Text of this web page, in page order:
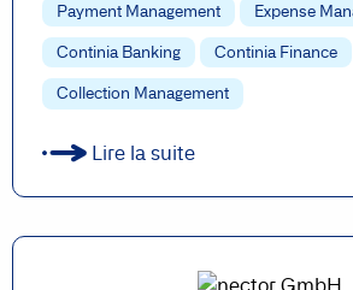
Payment Management Expense
Continia Banking Continia Finance
Collection Management
Lire la suite